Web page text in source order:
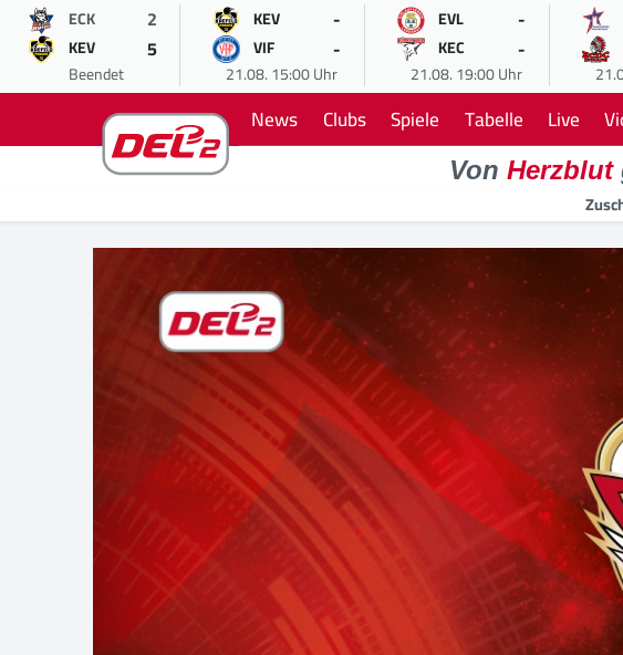
ECK 2
KEV 5
Beendet
KEV -
VIF -
21.08. 15:00 Uhr
EVL -
KEC -
21.08. 19:00 Uhr
News Clubs Spiele Tabelle Live
Von Herzblut